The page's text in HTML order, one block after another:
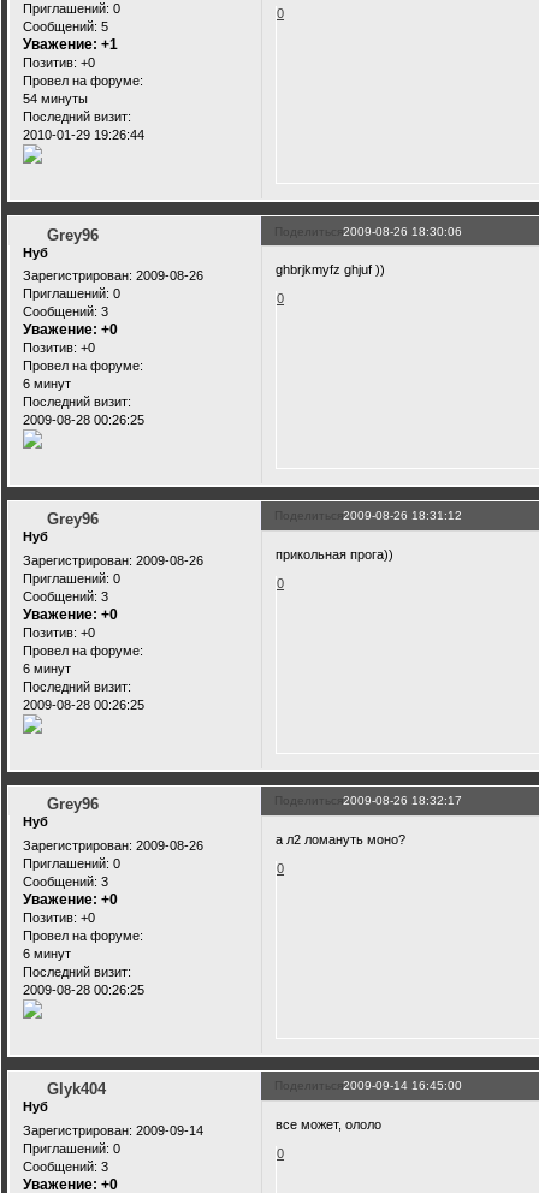
Приглашений: 0
Сообщений: 5
Уважение: +1
Позитив: +0
Провел на форуме:
54 минуты
Последний визит:
2010-01-29 19:26:44
0
Поделиться2009-08-26 18:30:06
Grey96
Нуб
Зарегистрирован: 2009-08-26
Приглашений: 0
Сообщений: 3
Уважение: +0
Позитив: +0
Провел на форуме:
6 минут
Последний визит:
2009-08-28 00:26:25
ghbrjkmyfz ghjuf ))
0
Поделиться2009-08-26 18:31:12
Grey96
Нуб
Зарегистрирован: 2009-08-26
Приглашений: 0
Сообщений: 3
Уважение: +0
Позитив: +0
Провел на форуме:
6 минут
Последний визит:
2009-08-28 00:26:25
прикольная прога))
0
Поделиться2009-08-26 18:32:17
Grey96
Нуб
Зарегистрирован: 2009-08-26
Приглашений: 0
Сообщений: 3
Уважение: +0
Позитив: +0
Провел на форуме:
6 минут
Последний визит:
2009-08-28 00:26:25
а л2 ломануть моно?
0
Поделиться2009-09-14 16:45:00
Glyk404
Нуб
Зарегистрирован: 2009-09-14
Приглашений: 0
Сообщений: 3
Уважение: +0
все может, ололо
0